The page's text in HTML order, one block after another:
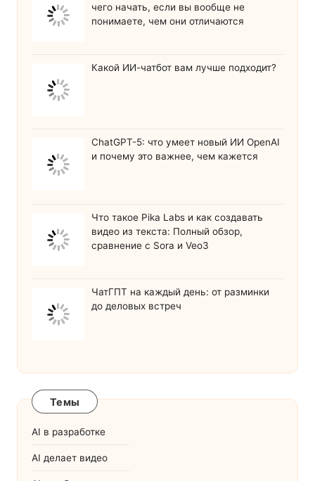
чего начать, если вы вообще не
понимаете, чем они отличаются
Какой ИИ-чатбот вам лучше подходит?
ChatGPT-5: что умеет новый ИИ OpenAI
и почему это важнее, чем кажется
Что такое Pika Labs и как создавать
видео из текста: Полный обзор,
сравнение с Sora и Veo3
ЧатГПТ на каждый день: от разминки
до деловых встреч
Темы
AI в разработке
AI делает видео